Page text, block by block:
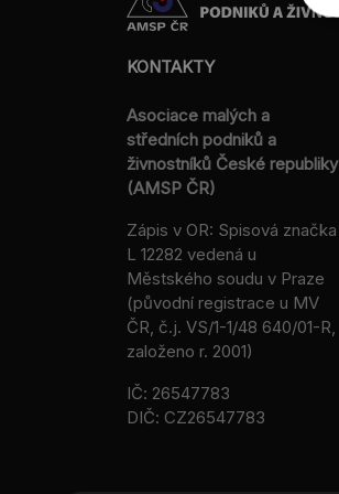
KONTAKTY
Asociace malých a
středních podniků a
živnostníků České republiky
(AMSP ČR)
Zápis v OR: Spisová značka
L 12282 vedená u
Městského soudu v Praze
(původní registrace u MV
ČR, č.j. VS/1-1/48 640/01-R,
založeno r. 2001)
IČ: 26547783
DIČ: CZ26547783